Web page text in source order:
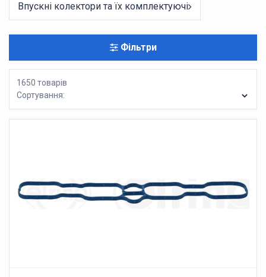
Впускні колектори та їх комплектуючі
Фільтри
1650 товарів
Сортування: